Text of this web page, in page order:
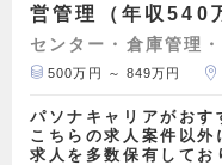
営管理（年収540
センター・倉庫管理
500万円 ～ 849万円
パソナキャリアがおす
こちらの求人案件以外
求人を多数保有して